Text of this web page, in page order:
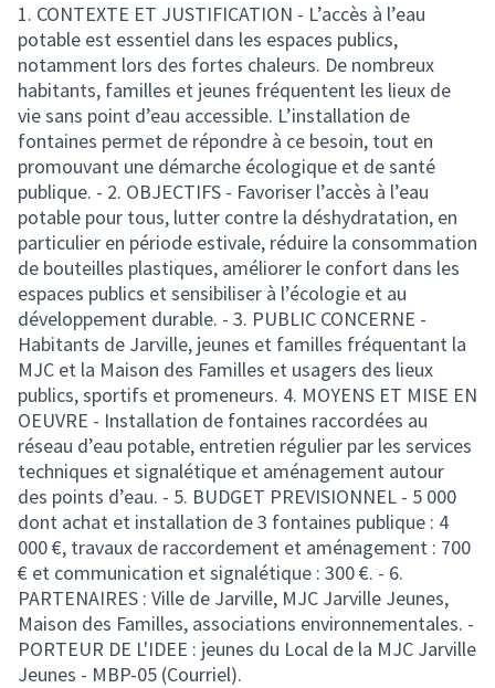
1. CONTEXTE ET JUSTIFICATION - L’accès à l’eau
potable est essentiel dans les espaces publics,
notamment lors des fortes chaleurs. De nombreux
habitants, familles et jeunes fréquentent les lieux de
vie sans point d’eau accessible. L’installation de
fontaines permet de répondre à ce besoin, tout en
promouvant une démarche écologique et de santé
publique. - 2. OBJECTIFS - Favoriser l’accès à l’eau
potable pour tous, lutter contre la déshydratation, en
particulier en période estivale, réduire la consommation
de bouteilles plastiques, améliorer le confort dans les
espaces publics et sensibiliser à l’écologie et au
développement durable. - 3. PUBLIC CONCERNE -
Habitants de Jarville, jeunes et familles fréquentant la
MJC et la Maison des Familles et usagers des lieux
publics, sportifs et promeneurs. 4. MOYENS ET MISE EN
OEUVRE - Installation de fontaines raccordées au
réseau d’eau potable, entretien régulier par les services
techniques et signalétique et aménagement autour
des points d’eau. - 5. BUDGET PREVISIONNEL - 5 000
dont achat et installation de 3 fontaines publique : 4
000 €, travaux de raccordement et aménagement : 700
€ et communication et signalétique : 300 €. - 6.
PARTENAIRES : Ville de Jarville, MJC Jarville Jeunes,
Maison des Familles, associations environnementales. -
PORTEUR DE L'IDEE : jeunes du Local de la MJC Jarville
Jeunes - MBP-05 (Courriel).